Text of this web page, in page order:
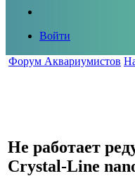
Войти
Форум Аквариумистов
Не работает
Crystal-Line